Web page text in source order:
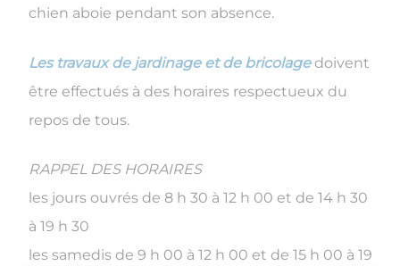
chien aboie pendant son absence.
Les travaux de jardinage et de bricolagedoivent
être effectués à des horaires respectueux du
repos de tous.
RAPPEL DES HORAIRES
les jours ouvrés de 8 h 30 à 12 h 00 et de 14 h 30
à 19 h 30
les samedis de 9 h 00 à 12 h 00 et de 15 h 00 à 19